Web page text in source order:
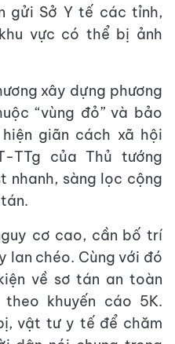
gửi Sở Y tế các tỉnh,
vực có thể bị ảnh
xây dựng phương
“vùng đỏ” và bảo
giãn cách xã hội
TTg của Thủ tướng
nhanh, sàng lọc cộng
cơ cao, cần bố trí
lan chéo. Cùng với đó
về sơ tán an toàn
theo khuyến cáo 5K.
vật tư y tế để chăm